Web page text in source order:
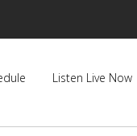
Listen Live Now